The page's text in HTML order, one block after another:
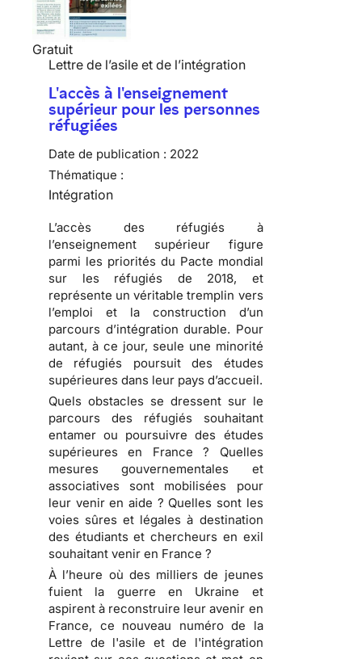
Gratuit
Lettre de l’asile et de l’intégration
L'accès à l'enseignement
supérieur pour les personnes
réfugiées
Date de publication : 2022
Thématique :
Intégration
L’accès des réfugiés à
l’enseignement supérieur figure
parmi les priorités du Pacte mondial
sur les réfugiés de 2018, et
représente un véritable tremplin vers
l’emploi et la construction d’un
parcours d’intégration durable. Pour
autant, à ce jour, seule une minorité
de réfugiés poursuit des études
supérieures dans leur pays d’accueil.
Quels obstacles se dressent sur le
parcours des réfugiés souhaitant
entamer ou poursuivre des études
supérieures en France ? Quelles
mesures gouvernementales et
associatives sont mobilisées pour
leur venir en aide ? Quelles sont les
voies sûres et légales à destination
des étudiants et chercheurs en exil
souhaitant venir en France ?
À l’heure où des milliers de jeunes
fuient la guerre en Ukraine et
aspirent à reconstruire leur avenir en
France, ce nouveau numéro de la
Lettre de l'asile et de l'intégration